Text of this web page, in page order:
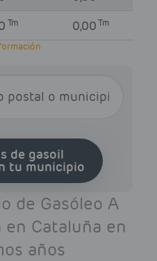
Tm 0,00 Tm
de gasoil
tu municipio
de Gasóleo A
Cataluña en
años